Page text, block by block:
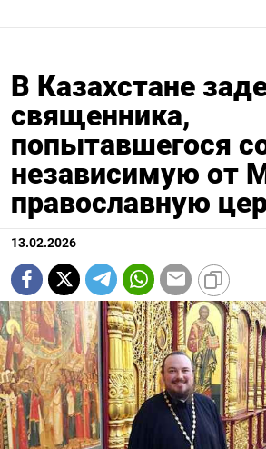
В Казахстане
священника,
попытавшегося
независимую от
православную
13.02.2026